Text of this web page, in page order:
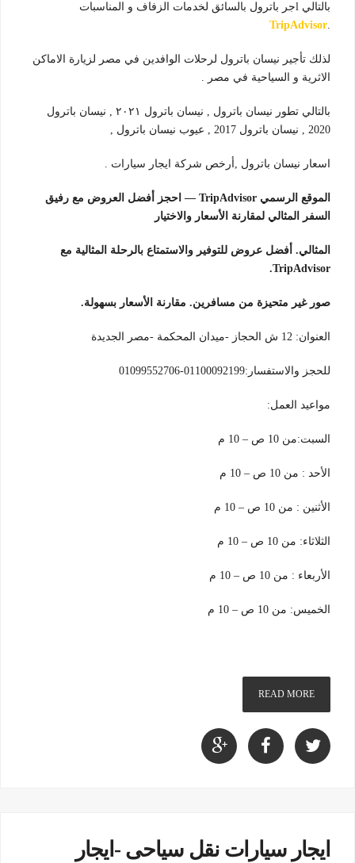
بالتالي lجر باترول بالسائق لخدمات الزفاف و المناسبات
.
TripAdvisor
لذلك تأجير نيسان باترول لرحلات الوافدين في مصر لزيارة الاماكن
الاثرية و السياحية في مصر .
بالتالي تطور نيسان باترول , نيسان باترول ٢٠٢١ , نيسان باترول
2020 , نيسان باترول 2017 , عيوب نيسان باترول ,
اسعار نيسان باترول ,أرخص شركة ايجار سيارات .
الموقع الرسمي TripAdvisor — احجز أفضل العروض مع رفيق
السفر المثالي لمقارنة الأسعار والاختيار
المثالي. أفضل عروض للتوفير والاستمتاع بالرحلة المثالية مع
TripAdvisor.
صور غير متحيزة من مسافرين. مقارنة الأسعار بسهولة.
العنوان: 12 ش الحجاز -ميدان المحكمة -مصر الجديدة
للحجز والاستفسار:01100092199-01099552706
مواعيد العمل:
السبت:من 10 ص – 10 م
الأحد : من 10 ص – 10 م
الأثنين : من 10 ص – 10 م
الثلاثاء: من 10 ص – 10 م
الأربعاء : من 10 ص – 10 م
الخميس: من 10 ص – 10 م
READ MORE
ايجار سيارات نقل سياحى -ايجار